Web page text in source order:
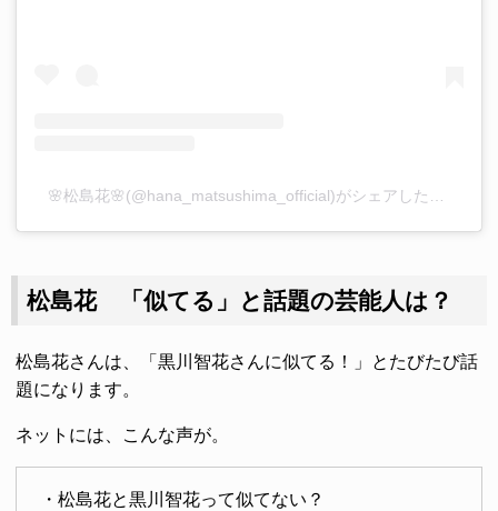
🌸松島花🌸(@hana_matsushima_official)がシェアした投稿
松島花 「似てる」と話題の芸能人は？
松島花さんは、「黒川智花さんに似てる！」とたびたび話
題になります。
ネットには、こんな声が。
・松島花と黒川智花って似てない？